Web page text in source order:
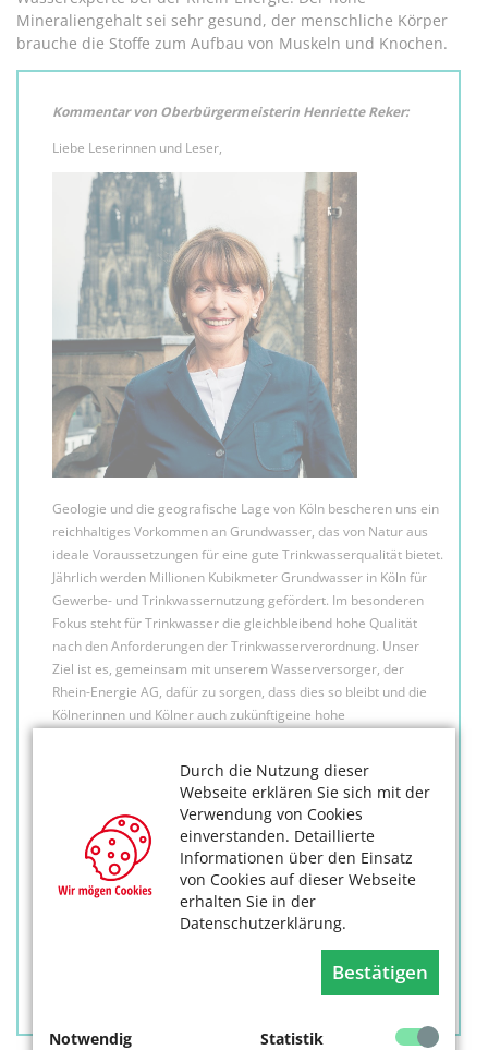
Durch die Nutzung dieser
Webseite erklären Sie sich mit der
Verwendung von Cookies
einverstanden. Detaillierte
Informationen über den Einsatz
von Cookies auf dieser Webseite
erhalten Sie in der
Datenschutzerklärung.
Bestätigen
Notwendig
Statistik
Mineraliengehalt sei sehr gesund, der menschliche Körper
brauche die Stoffe zum Aufbau von Muskeln und Knochen.
Kommentar von Oberbürgermeisterin Henriette Reker:
Liebe Leserinnen und Leser,
Geologie und die geografische Lage von Köln bescheren uns ein
reichhaltiges Vorkommen an Grundwasser, das von Natur aus
ideale Voraussetzungen für eine gute Trinkwasserqualität bietet.
Jährlich werden Millionen Kubikmeter Grundwasser in Köln für
Gewerbe- und Trinkwassernutzung gefördert. Im besonderen
Fokus steht für Trinkwasser die gleichbleibend hohe Qualität
nach den Anforderungen der Trinkwasserverordnung. Unser
Ziel ist es, gemeinsam mit unserem Wasserversorger, der
Rhein-Energie AG, dafür zu sorgen, dass dies so bleibt und die
Kölnerinnen und Kölner auch zukünftigeine hohe
immer Sorgsamkeit und Verantwortungsbewusstsein beim
Gebrauch von Trinkwasser walten zu lassen, damit dieses
kostbare alte Gut unserer Erde auch nachkommenden
Generationen zur Verfügung steht.